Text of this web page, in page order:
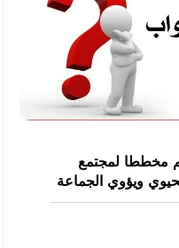
مخططا لمجتمع
ويؤوي الجماعة
مجموعات صغيرة